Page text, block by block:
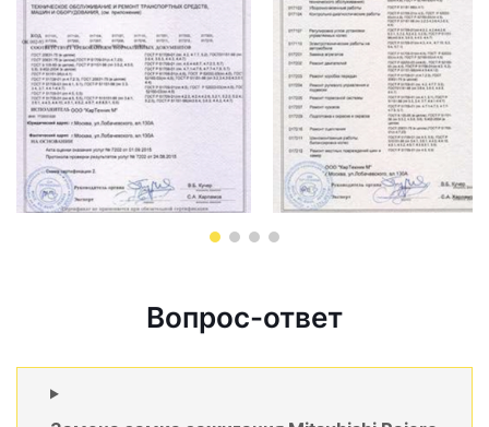
Вопрос-ответ